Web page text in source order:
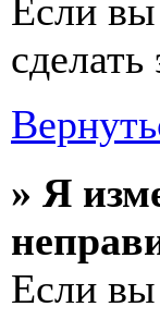
Если вы
сделать
» Я
Если вы